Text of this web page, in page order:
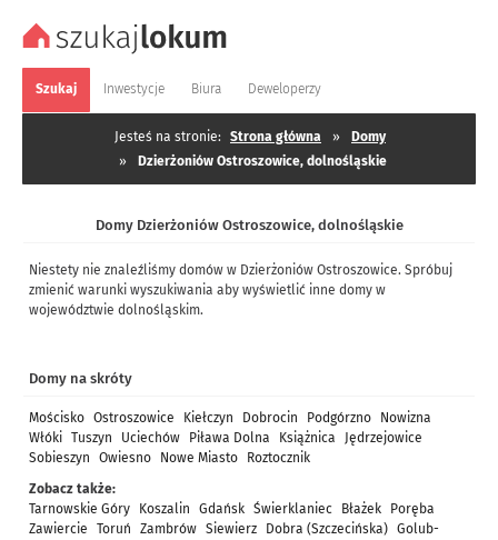
Szukaj Inwestycje Biura Deweloperzy
Jesteś na stronie: Strona główna »
Domy
»
Dzierżoniów Ostroszowice, dolnośląskie
Domy Dzierżoniów Ostroszowice, dolnośląskie
Niestety nie znaleźliśmy domów w Dzierżoniów Ostroszowice. Spróbuj
zmienić warunki wyszukiwania aby wyświetlić inne domy w
województwie dolnośląskim.
Domy na skróty
Mościsko Ostroszowice Kiełczyn Dobrocin Podgórzno
Nowizna
Włóki Tuszyn Uciechów Piława Dolna Książnica
Jędrzejowice
Sobieszyn
Owiesno Nowe Miasto
Roztocznik
Zobacz także:
Tarnowskie Góry
Koszalin Gdańsk Świerklaniec Błażek
Poręba
Zawiercie
Toruń Zambrów Siewierz Dobra (Szczecińska) Golub-